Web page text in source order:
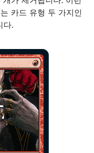
카드 유형 두 가지인
다.